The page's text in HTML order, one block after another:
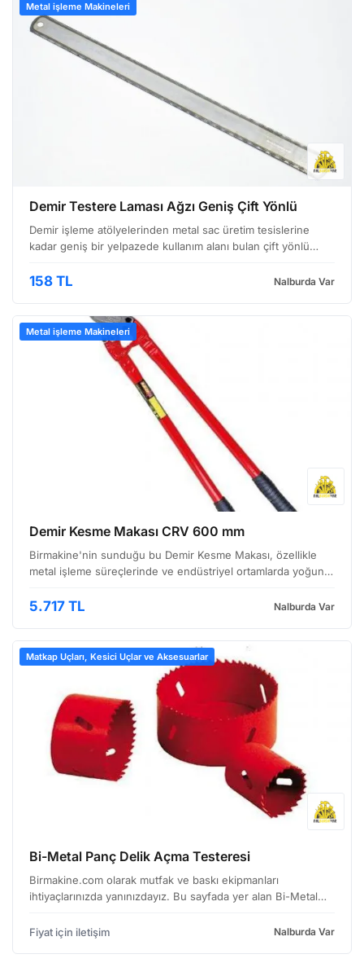
Metal işleme Makineleri
Demir Testere Laması Ağzı Geniş Çift Yönlü
Demir işleme atölyelerinden metal sac üretim tesislerine
kadar geniş bir yelpazede kullanım alanı bulan çift yönlü
malzemelerin kesiminde yüksek performans sunar. Ağız g…
158 TL Nalburda Var
Metal işleme Makineleri
Demir Kesme Makası CRV 600 mm
Birmakine'nin sunduğu bu Demir Kesme Makası, özellikle
metal işleme süreçlerinde ve endüstriyel ortamlarda yoğun
ergonomik tasarımıyla hem profesyonel kullanıcılara…
5.717 TL Nalburda Var
Matkap Uçları, Kesici Uçlar ve Aksesuarlar
Bi-Metal Panç Delik Açma Testeresi
Birmakine.com olarak mutfak ve baskı ekipmanları
ihtiyaçlarınızda yanınızdayız. Bu sayfada yer alan Bi-Metal
uygulamalarında hassas ve temiz delikler elde etmek istey…
Fiyat için iletişim Nalburda Var